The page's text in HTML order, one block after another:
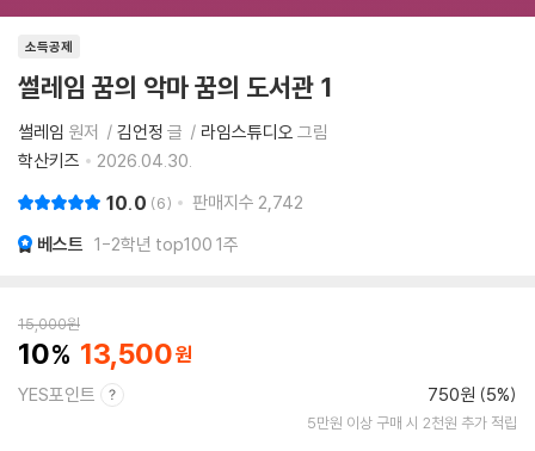
소득공제
썰레임 꿈의 악마 꿈의 도서관 1
썰레임 원저 김언정 글 라임스튜디오 그림
학산키즈
2026.04.30.
10.0 6 판매지수 2,742
베스트 1-2학년 top100 1주
15,000원
10 13,500
YES포인트 750원 (5%)
5만원 이상 구매 시 2천원 추가 적립